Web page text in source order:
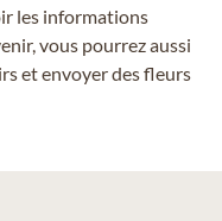
les informations
vous pourrez aussi
et envoyer des fleurs